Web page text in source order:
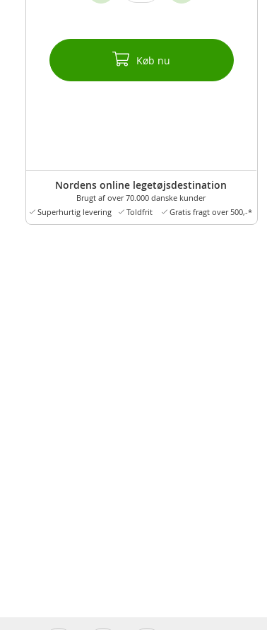
Køb nu
Nordens online legetøjsdestination
Brugt af over 70.000 danske kunder
Superhurtig levering
Toldfrit Gratis fragt over 500,-*